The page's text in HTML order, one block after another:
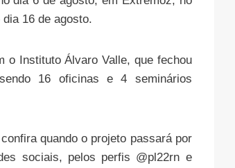
16 de agosto.
o Instituto Álvaro Valle, que fechou
16 oficinas e 4 seminários
quando o projeto passará por
sociais, pelos perfis @pl22rn e